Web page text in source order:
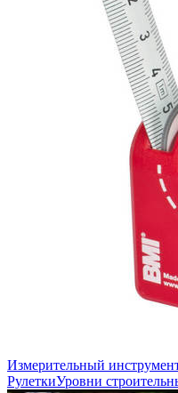
Измерительный
РулеткиУровни